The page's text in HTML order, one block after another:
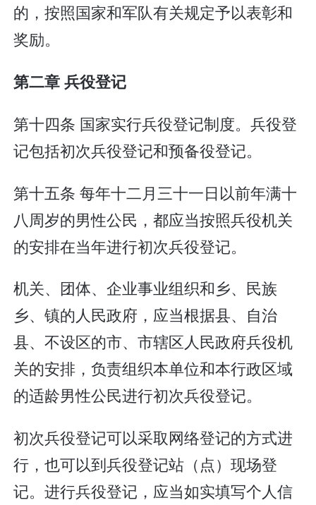
的，按照国家和军队有关规定予以表彰和
奖励。
第二章 兵役登记
第十四条 国家实行兵役登记制度。兵役登
记包括初次兵役登记和预备役登记。
第十五条 每年十二月三十一日以前年满十
八周岁的男性公民，都应当按照兵役机关
的安排在当年进行初次兵役登记。
机关、团体、企业事业组织和乡、民族
乡、镇的人民政府，应当根据县、自治
县、不设区的市、市辖区人民政府兵役机
关的安排，负责组织本单位和本行政区域
的适龄男性公民进行初次兵役登记。
初次兵役登记可以采取网络登记的方式进
行，也可以到兵役登记站（点）现场登
记。进行兵役登记，应当如实填写个人信